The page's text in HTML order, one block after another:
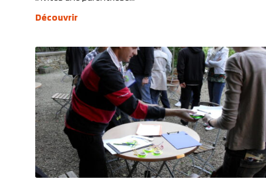
Découvrir